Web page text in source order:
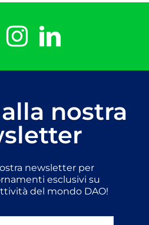
nostra
newsletter per
esclusivi su
del mondo DAO!